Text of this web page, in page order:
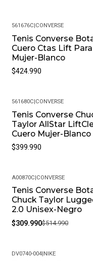
561676C|CONVERSE
Tenis Converse
Cuero Ctas Lift Para
Mujer-Blanco
$424.990
561680C|CONVERSE
Tenis Converse
Taylor AllStar
Cuero Mujer-Blanco
$399.990
-40%
A00870C|CONVERSE
Tenis Converse
Chuck Taylor
2.0 Unisex-Negro
$309.990$514.990
DV0740-004|NIKE